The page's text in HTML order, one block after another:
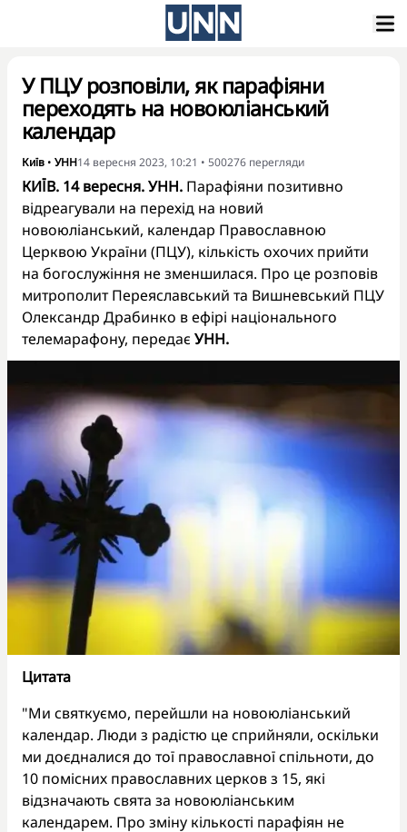
У ПЦУ розповіли, як парафіяни
переходять на новоюліанський
календар
Київ • УНН14 вересня 2023, 10:21 • 500276 перегляди
КИЇВ. 14 вересня. УНН. Парафіяни позитивно
відреагували на перехід на новий
новоюліанський, календар Православною
Церквою України (ПЦУ), кількість охочих прийти
на богослужіння не зменшилася. Про це розповів
митрополит Переяславський та Вишневський ПЦУ
Олександр Драбинко в ефірі національного
телемарафону, передає УНН.
Цитата
"Ми святкуємо, перейшли на новоюліанський
календар. Люди з радістю це сприйняли, оскільки
ми доєдналися до тої православної спільноти, до
10 помісних православних церков з 15, які
відзначають свята за новоюліанським
календарем. Про зміну кількості парафіян не